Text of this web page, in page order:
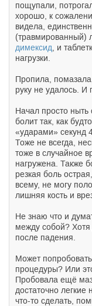
пощупали,
хорошо, к
видела,
(травмированный)
димексид , и
нагрузки.
Пропила,
руку не удалось. И
Начал просто
болит так, как
«ударами» секунд
Тоже не всегда,
тоже в случайное
нагружена. Также
резкая боль
всему, не могу
лишняя кость и
Не знаю что и
между собой? Хотя
после падения.
Может
процедуры? Или
Пробовала ещё
достаточно
что-то сделать,